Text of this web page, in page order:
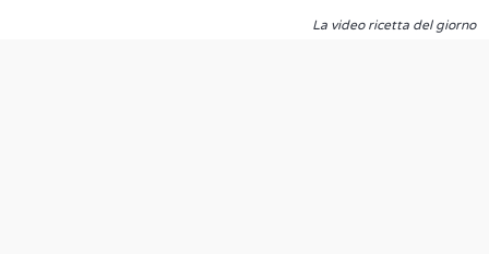
La video ricetta del giorno